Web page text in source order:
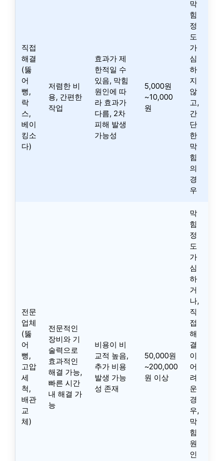
직접
해결
(뚫
어
뻥,
락
스,
베이
킹소
다)
저렴한 비
용, 간편한
작업
효과가 제
한적일 수
있음, 막힘
원인에 따
라 효과가
다름, 2차
피해 발생
가능성
5,000원
~10,000
원
막
힘
정
도
가
심
하
지
않
고,
간
단
한
막
힘
의
경
우
전문
업체
(뚫
어
뻥,
고압
세
척,
배관
교
체)
전문적인
장비와 기
술력으로
효과적인
해결 가능,
빠른 시간
내 해결 가
능
비용이 비
교적 높음,
추가 비용
발생 가능
성 존재
50,000원
~200,000
원 이상
막
힘
정
도
가
심
하
거
나,
직
접
해
결
이
어
려
운
경
우,
막
힘
원
인